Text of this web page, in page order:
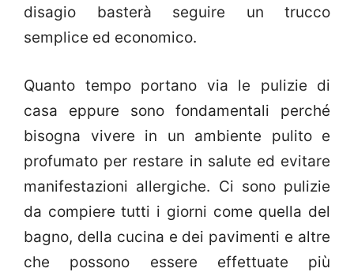
disagio basterà seguire un trucco
semplice ed economico.
Quanto tempo portano via le pulizie di
casa eppure sono fondamentali perché
bisogna vivere in un ambiente pulito e
profumato per restare in salute ed evitare
manifestazioni allergiche. Ci sono pulizie
da compiere tutti i giorni come quella del
bagno, della cucina e dei pavimenti e altre
che possono essere effettuate più